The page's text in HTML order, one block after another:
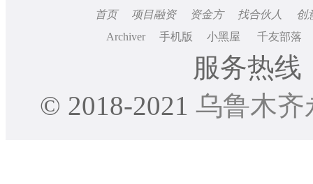
首页 项目融资 资金方 找合伙人
创
Archiver
手机版 小黑屋 千友部落
服务热线
© 2018-2021 乌鲁木齐